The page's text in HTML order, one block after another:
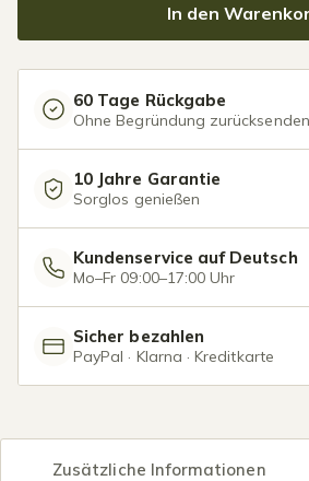
In den
60 Tage Rückgabe
Ohne Begründung zurücksenden
10 Jahre Garantie
Sorglos genießen
Kundenservice auf Deutsch
Mo–Fr 09:00–17:00 Uhr
Sicher bezahlen
PayPal · Klarna · Kreditkarte
Zusätzliche Informationen